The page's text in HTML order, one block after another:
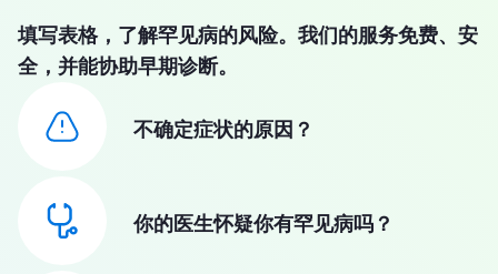
填写表格，了解罕见病的风险。我们的服务免费、安
全，并能协助早期诊断。
不确定症状的原因？
你的医生怀疑你有罕见病吗？